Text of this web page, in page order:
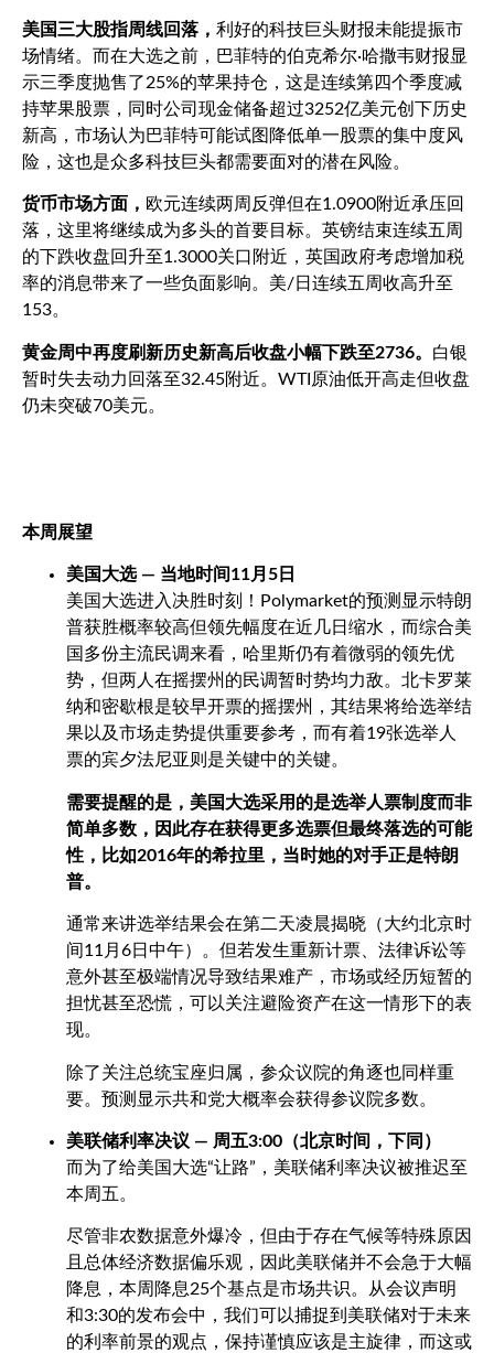
美国三大股指周线回落， 利好的科技巨头财报未能提振市
场情绪。而在大选之前，巴菲特的伯克希尔·哈撒韦财报显
示三季度抛售了25%的苹果持仓，这是连续第 四个季度减
持苹果股票，同时公司现金储备超过3252亿美元创下历史
新高，市场认为巴菲特可能试图降低单一股票的集中度风
险，这也是众多科技巨头都需要面对的潜在风险。
货币市场方面， 欧元连续两周反弹但在1.0900附近承压回
落，这里将继续成为多头的首要目标。英镑结束连续五周
的下跌收盘回升至1.3000关口附近，英国政府考虑增加税
率的消息带来了一些负面影响。美/日连续五周收高升至
153。
黄金周中再度刷新历史新高后收盘小幅下跌至2736。 白银
暂时失去动力回落至32.45附近。 WTI 原油低开高走但收盘
仍未突破70美元。
本周展望
美国大选 — 当地时间 11月 5 日
美国大选进入决胜时刻！
Polymarket的预测显示特朗
普获胜概率较高但领先幅度在近几日缩水，而综合美
国多份主流民调来看，哈里斯仍有着微弱的领先优
势，但两人在摇摆州的民调暂时势均力敌。北卡罗莱
纳和密歇根是较早开票的摇摆州，其结果将给选举结
果以及市场走势提供重要参考，而有着19张选举人
票的宾夕法尼亚则是关键中的关键。
需要提醒的是，美国大选采用的是选举人票制度而非
简单多数，因此存在获得更多选票但最终落选的可能
性，比如2016年的希拉里，当时她的对手正是特朗
普。
通常来讲选举结果会在第二天凌晨揭晓（大约北京时
间 11 月 6日中午）。但若发生重新计票、法律诉讼等
意外甚至极端情况导致结果难产，市场或经历短暂的
担忧甚至恐慌，可以关注避险资产在这一情形下的表
现。
除了关注总统宝座归属，参众议院的角逐也同样重
要。预测显示共和党大概率会获得参议院多数。
美联储利率决议 — 周五3:00 （北京时间，下同）
而为了给美国大选“让路”，美联储利率决议被推迟至
本周五。
尽管非农数据意外爆冷，但由于存在气候等特殊原因
且总体经济数据偏乐观，因此美联储并不会急于大幅
降息，本周降息25个基点是市场共识。从会议声明
和3:30的发布会中，我们可以捕捉到美联储对于未来
的利率前景的观点，保持谨慎应该是主旋律，而这或